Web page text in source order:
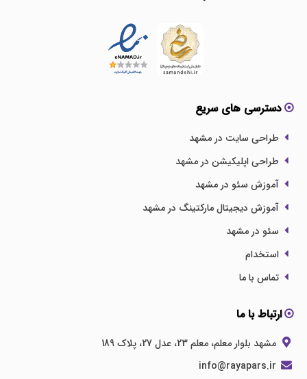
دسترسی های سریع
طراحی سایت در مشهد
طراحی اپلیکیشن در مشهد
آموزش سئو در مشهد
آموزش دیجیتال مارکتینگ در مشهد
سئو در مشهد
استخدام
تماس با ما
ارتباط با ما
مشهد بلوار معلم، معلم 23، عدل 27، پلاک 189